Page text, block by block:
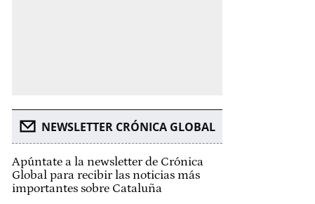
NEWSLETTER CRÓNICA GLOBAL
Apúntate a la newsletter de Crónica
Global para recibir las noticias más
importantes sobre Cataluña